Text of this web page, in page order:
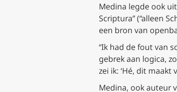
Medina legde ook
Scriptura” (“alleen
een bron van
“Ik had de fout van
gebrek aan logica,
zei ik: ‘Hé, dit maakt
Medina, ook auteur